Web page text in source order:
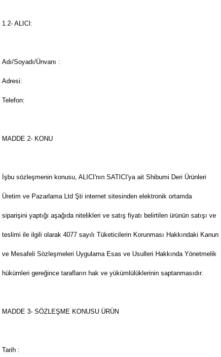
1.2- ALICI:
Adı/Soyadı/Ünvanı :
Adresi:
Telefon:
MADDE 2- KONU
İşbu sözleşmenin konusu, ALICI'nın SATICI'ya ait Shibumi Deri Ürünleri
Üretim ve Pazarlama Ltd Şti internet sitesinden elektronik ortamda
siparişini yaptığı aşağıda nitelikleri ve satış fiyatı belirtilen ürünün satışı ve
teslimi ile ilgili olarak 4077 sayılı Tüketicilerin Korunması Hakkındaki Kanun
ve Mesafeli Sözleşmeleri Uygulama Esas ve Usulleri Hakkında Yönetmelik
hükümleri gereğince tarafların hak ve yükümlülüklerinin saptanmasıdır.
MADDE 3- SÖZLEŞME KONUSU ÜRÜN
Tarih :